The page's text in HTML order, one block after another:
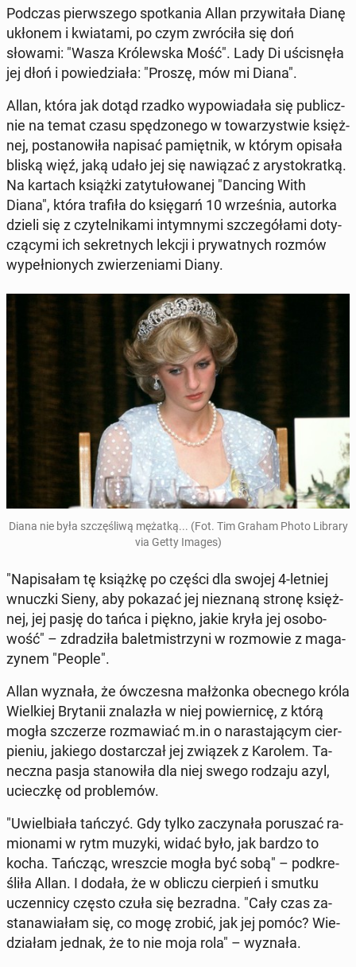
Podczas pierw­sze­go spo­tka­nia Allan przy­wi­ta­ła Dianę
ukłonem i kwia­ta­mi, po czym zwró­ci­ła się doń
słowami: "Wasza Kró­lew­ska Mość". Lady Di uści­snę­ła
jej dłoń i po­wie­dzia­ła: "Proszę, mów mi Diana".
Allan, która jak dotąd rzadko wy­po­wia­da­ła się pu­blicz­
nie na temat czasu spę­dzo­ne­go w to­wa­rzy­stwie księż­
nej, po­sta­no­wi­ła napisać pa­mięt­nik, w którym opisała
bliską więź, jaką udało jej się na­wią­zać z ary­sto­krat­ką.
Na kartach książki za­ty­tu­ło­wa­nej "Dancing With
Diana", która trafiła do księ­garń 10 wrze­śnia, autorka
dzieli się z czy­tel­ni­ka­mi in­tym­ny­mi szcze­gó­ła­mi do­ty­
czą­cy­mi ich se­kret­nych lekcji i pry­wat­nych rozmów
wy­peł­nio­nych zwie­rze­nia­mi Diany.
Diana nie była szczę­śli­wą mężatką... (Fot. Tim Graham Photo Library
via Getty Images)
"Na­pi­sa­łam tę książkę po części dla swojej 4-letniej
wnuczki Sieny, aby pokazać jej nie­zna­ną stronę księż­
nej, jej pasję do tańca i piękno, jakie kryła jej oso­bo­
wość" – zdra­dzi­ła ba­let­mi­strzy­ni w roz­mo­wie z ma­ga­
zy­nem "People".
Allan wyznała, że ów­cze­sna mał­żon­ka obec­ne­go króla
Wiel­kiej Bry­ta­nii zna­la­zła w niej po­wier­ni­cę, z którą
mogła szcze­rze roz­ma­wiać m.in o na­ra­sta­ją­cym cier­
pie­niu, jakiego do­star­czał jej związek z Karolem. Ta­
necz­na pasja sta­no­wi­ła dla niej swego rodzaju azyl,
uciecz­kę od pro­ble­mów.
"Uwiel­bia­ła tańczyć. Gdy tylko za­czy­na­ła po­ru­szać ra­
mio­na­mi w rytm muzyki, widać było, jak bardzo to
kocha. Tańcząc, wresz­cie mogła być sobą" – pod­kre­
śli­ła Allan. I dodała, że w obliczu cier­pień i smutku
uczen­ni­cy często czuła się bez­rad­na. "Cały czas za­
sta­na­wia­łam się, co mogę zrobić, jak jej pomóc? Wie­
dzia­łam jednak, że to nie moja rola" – wyznała.